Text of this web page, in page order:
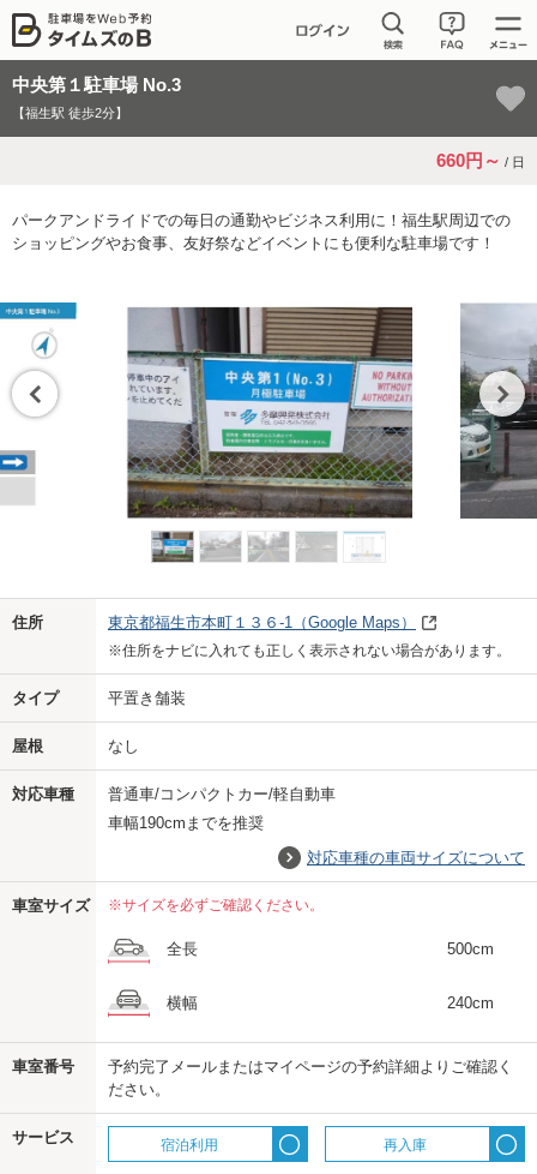
中央第１駐車場 No.3
【福生駅 徒歩2分】
660円～ / 日
パークアンドライドでの毎日の通勤やビジネス利用に！福生駅周辺での
ショッピングやお食事、友好祭などイベントにも便利な駐車場です！
Previo
住所 東京都福生市本町１３６-1 （Google Maps）
※住所をナビに入れても正しく表示されない場合があります。
タイプ 平置き舗装
屋根 なし
対応車種
普通車/コンパクトカー/軽自動車
車幅190cmまでを推奨
対応車種の車両サイズについて
車室サイズ ※サイズを必ずご確認ください。
全長 500cm
横幅 240cm
車室番号
予約完了メールまたはマイページの予約詳細よりご確認く
ださい。
サービス 宿泊利用 再入庫